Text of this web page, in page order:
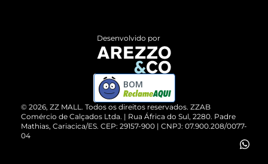
ZZ MALL é confiável
Cartão Presente
Vendas Corporativas
Devolução do Produto
Compre pelo WhatsApp
© 2026, ZZ MALL. Todos os direitos reservados. ZZAB
Comércio de Calçados Ltda. | Rua África do Sul, 2280. Padre
Mathias, Cariacica/ES. CEP: 29157-900 | CNPJ: 07.900.208/0077-
04
Desenvolvido por
BOM